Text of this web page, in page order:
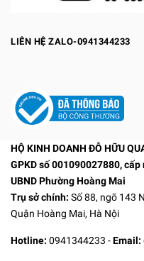
LIÊN HỆ ZALO-0941344233
HỘ KINH DOANH ĐỖ HỮU
GPKD số 001090027880,
UBND Phường Hoàng Mai
Trụ sở chính: Số 88, ngõ 143
Quận Hoàng Mai, Hà Nội
Hotline: 0941344233 -Email: